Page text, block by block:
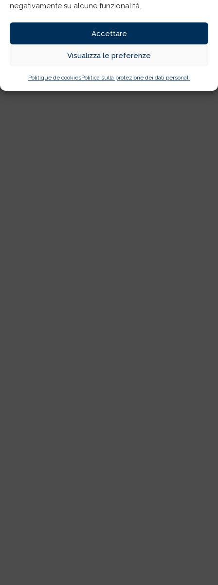
negativamente su alcune funzionalità.
Accettare
Visualizza le preferenze
Politique de cookiesPolitica sulla protezione dei dati personali